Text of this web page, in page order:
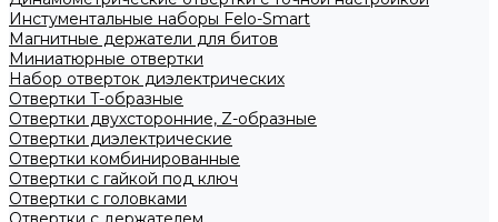
Инстументальные наборы Felo-Smart
Магнитные держатели для битов
Миниатюрные отвертки
Набор отверток диэлектрических
Отвертки T-образные
Отвертки двухсторонние, Z-образные
Отвертки диэлектрические
Отвертки комбинированные
Отвертки с гайкой под ключ
Отвертки с головками